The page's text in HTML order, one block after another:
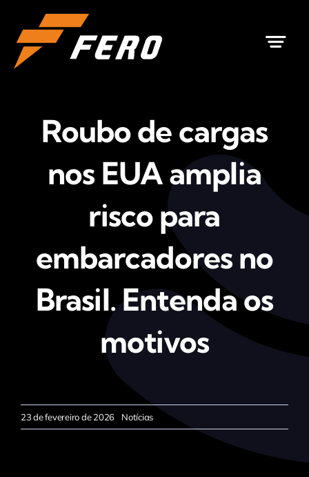
para
conteúdo
Roubo de cargas
nos EUA amplia
risco para
embarcadores no
Brasil. Entenda os
motivos
23 de fevereiro de 2026 Notícias